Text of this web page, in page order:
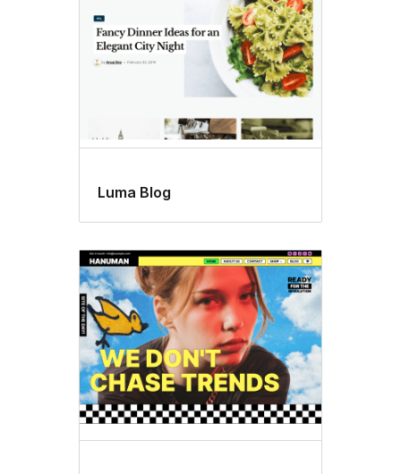
Luma Blog